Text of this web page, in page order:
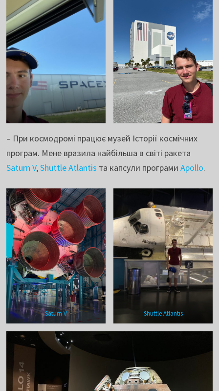
– При космодромі працює музей Історії космічних
програм. Мене вразила найбільша в світі ракета
Saturn V,Shuttle Atlantis та капсули програми Apollo.
Saturn V Shuttle Atlantis